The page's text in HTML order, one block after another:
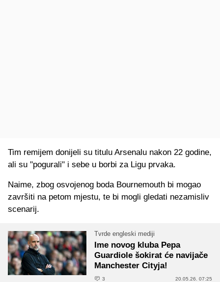
Tim remijem donijeli su titulu Arsenalu nakon 22 godine,
ali su "pogurali" i sebe u borbi za Ligu prvaka.
Naime, zbog osvojenog boda Bournemouth bi mogao
završiti na petom mjestu, te bi mogli gledati nezamisliv
scenarij.
Tvrde engleski mediji
Ime novog kluba Pepa
Guardiole šokirat će navijače
Manchester Cityja!
3 20.05.26. 07:25